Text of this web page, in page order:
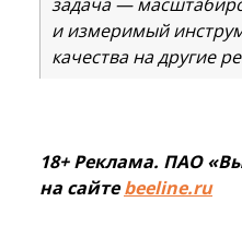
задача —
и измеримый
качества на другие
18+ Реклама. ПАО
на сайтеbeeline.ru